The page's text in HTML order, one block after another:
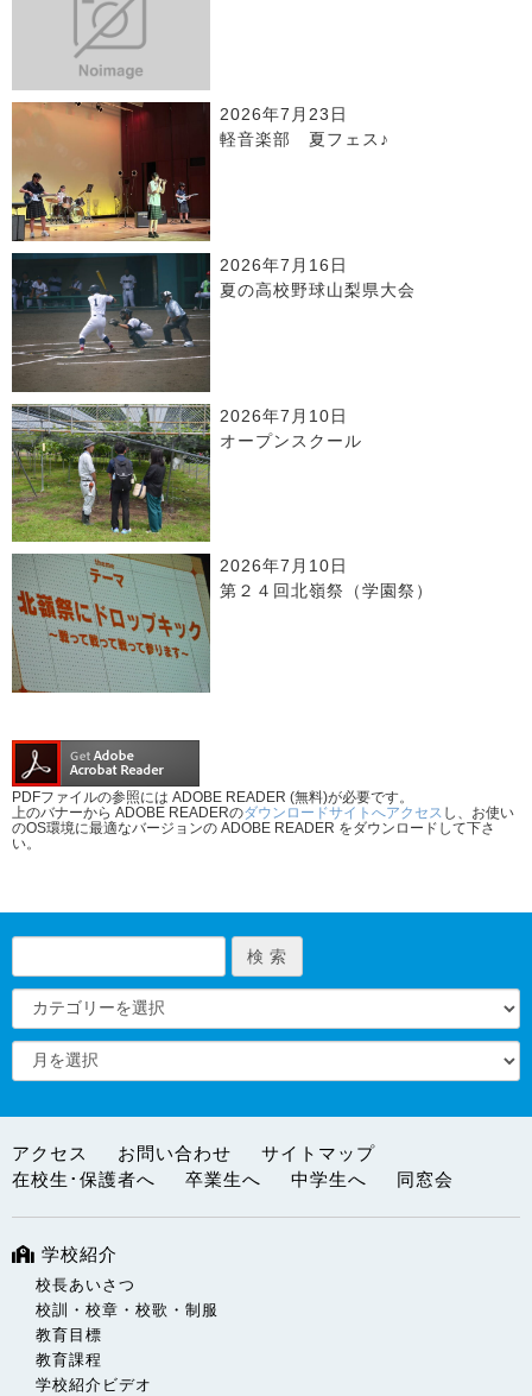
2026年7月23日
軽音楽部 夏フェス♪
2026年7月16日
夏の高校野球山梨県大会
2026年7月10日
オープンスクール
2026年7月10日
第２４回北嶺祭（学園祭）
PDFファイルの参照には ADOBE READER (無料)が必要です。
上のバナーから ADOBE READERのダウンロードサイトへアクセス し、お使い
のOS環境に最適なバージョンの ADOBE READER をダウンロードして下さ
い。
アクセス お問い合わせ
サイトマップ
在校生･保護者へ
卒業生へ 中学生へ 同窓会
学校紹介
校長あいさつ
校訓・校章・校歌・制服
教育目標
教育課程
学校紹介ビデオ